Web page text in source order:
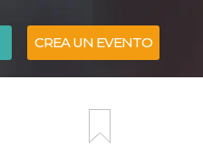
CREA UN EVENTO